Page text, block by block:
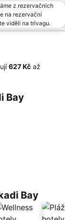
z rezervačních
na rezervační
viděli na trivagu.
‎627 Kč až
Bay
Bay